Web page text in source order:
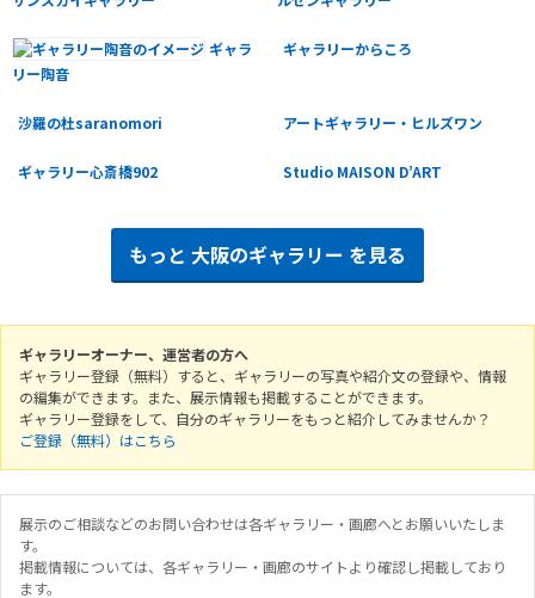
ギャラ
リー陶音
ギャラリーからころ
沙羅の杜saranomori アートギャラリー・ヒルズワン
ギャラリー心斎橋902 Studio MAISON D’ART
もっと 大阪のギャラリー を見る
ギャラリーオーナー、運営者の方へ
ギャラリー登録（無料）すると、ギャラリーの写真や紹介文の登録や、情報
の編集ができます。また、展示情報も掲載することができます。
ギャラリー登録をして、自分のギャラリーをもっと紹介してみませんか？
ご登録（無料）はこちら
展示のご相談などのお問い合わせは各ギャラリー・画廊へとお願いいたしま
す。
掲載情報については、各ギャラリー・画廊のサイトより確認し掲載しており
ます。